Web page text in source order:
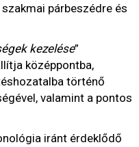
párbeszédre és
kezelése”
középpontba,
történő
valamint a pontos
iránt érdeklődő